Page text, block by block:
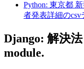
Python: 東京都
者発表詳細の
Django: 解決
module.